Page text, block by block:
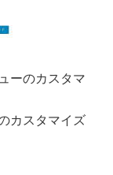
ーのカスタマ
カスタマイズ